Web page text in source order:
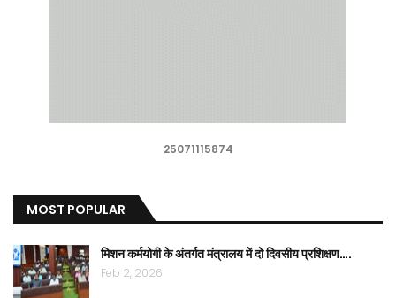
25071115874
MOST POPULAR
मिशन कर्मयोगी के अंतर्गत मंत्रालय में दो दिवसीय प्रशिक्षण….
Feb 2, 2026